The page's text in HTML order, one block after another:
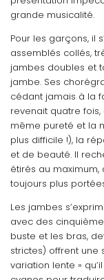
grande musicalité.
Pour les garçons, il
assemblés collés,
jambes doubles et
jambe. Ses
cédant jamais à la
revenait quatre
même pureté et la
plus difficile !), la
et de beauté. Il
étirés au
toujours plus
Les jambes
avec des
buste et les bras,
strictes) offrent une
variation lente »